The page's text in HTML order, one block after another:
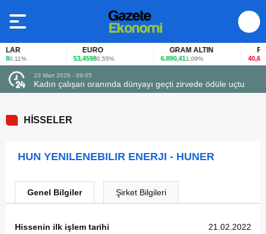
0,11%
EURO
53,45980,55%
GRAM ALTIN
6.890,411,09%
FAİZ
40,65-
23 Mart 2026 - 09:05
Kadın çalışan oranında dünyayı geçti zirvede ödüle uçtu
HİSSELER
HUN YENILENEBILIR ENERJI - HUNER
Genel Bilgiler Şirket Bilgileri
Hissenin ilk işlem tarihi 21.02.2022